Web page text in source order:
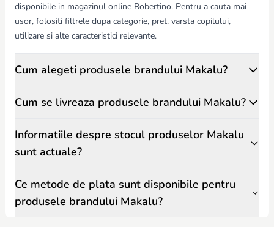
disponibile in magazinul online Robertino. Pentru a cauta mai
usor, folositi filtrele dupa categorie, pret, varsta copilului,
utilizare si alte caracteristici relevante.
Cum alegeti produsele brandului Makalu?
Cum se livreaza produsele brandului Makalu?
Informatiile despre stocul produselor Makalu
sunt actuale?
Ce metode de plata sunt disponibile pentru
produsele brandului Makalu?